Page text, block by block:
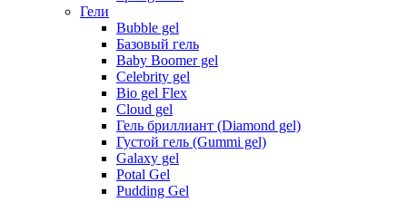
Гели
Bubble gel
Базовый гель
Baby Boomer gel
Celebrity gel
Bio gel Flex
Cloud gel
Гель бриллиант (Diamond gel)
Густой гель (Gummi gel)
Galaxy gel
Potal Gel
Pudding Gel